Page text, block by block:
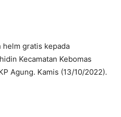
helm gratis kepada
Kecamatan Kebomas
Agung. Kamis (13/10/2022).